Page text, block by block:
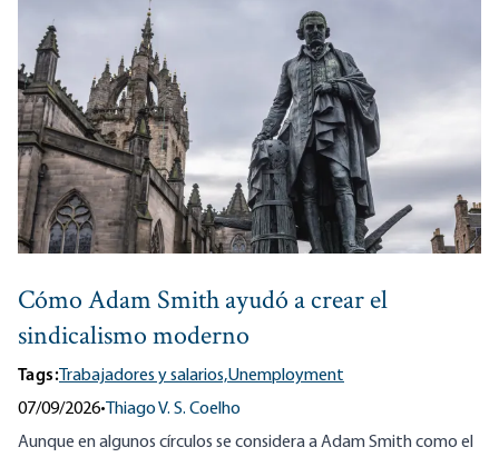
Cómo Adam Smith ayudó a crear el
sindicalismo moderno
Tags: Trabajadores y salarios,Unemployment
07/09/2026• Thiago V. S. Coelho
Aunque en algunos círculos se considera a Adam Smith como el